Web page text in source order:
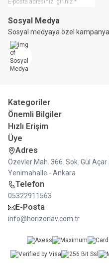
Sosyal Medya
Sosyal medyaya özel
Kategoriler
Önemli Bilgiler
Hızlı Erişim
Üye
Adres
Özevler Mah. 366. Sok. Gül
Yenimahalle - Ankara
Telefon
05322911563
E-Posta
info@horizonav.com.tr